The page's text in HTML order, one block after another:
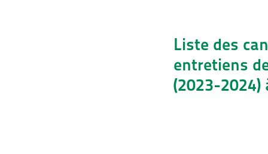
Liste des
entretiens
(2023-2024)